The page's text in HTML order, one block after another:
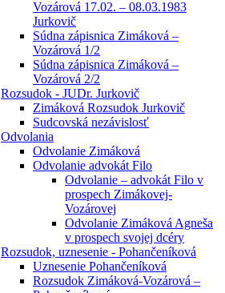
Vozárová 17.02. – 08.03.1983
Jurkovič
Súdna zápisnica Zimáková –
Vozárová 1/2
Súdna zápisnica Zimáková –
Vozárová 2/2
Rozsudok - JUDr. Jurkovič
Zimáková Rozsudok Jurkovič
Sudcovská nezávislosť
Odvolania
Odvolanie Zimáková
Odvolanie advokát Filo
Odvolanie – advokát Filo v
prospech Zimákovej-
Vozárovej
Odvolanie Zimáková Agneša
v prospech svojej dcéry
Rozsudok, uznesenie - Pohančeníková
Uznesenie Pohančeníková
Rozsudok Zimáková-Vozárová –